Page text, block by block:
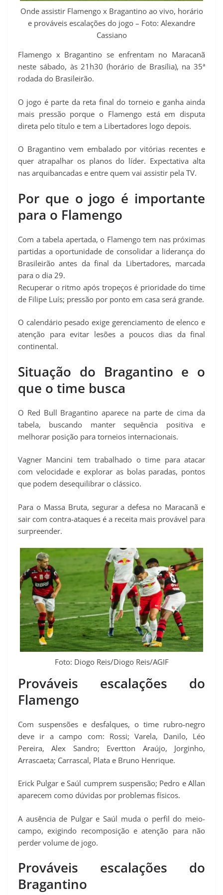
t
Onde assistir Flamengo x Bragantino ao vivo, horário
e prováveis escalações do jogo – Foto: Alexandre
Cassiano
Flamengo x Bragantino se enfrentam no Maracanã
neste sábado, às 21h30 (horário de Brasília), na 35ª
rodada do Brasileirão.
O jogo é parte da reta final do torneio e ganha ainda
mais pressão porque o Flamengo está em disputa
direta pelo título e tem a Libertadores logo depois.
O Bragantino vem embalado por vitórias recentes e
quer atrapalhar os planos do líder. Expectativa alta
nas arquibancadas e entre quem vai assistir pela TV.
Por que o jogo é importante
para o Flamengo
Com a tabela apertada, o Flamengo tem nas próximas
partidas a oportunidade de consolidar a liderança do
Brasileirão antes da final da Libertadores, marcada
para o dia 29.
Recuperar o ritmo após tropeços é prioridade do time
de Filipe Luís; pressão por ponto em casa será grande.
O calendário pesado exige gerenciamento de elenco e
atenção para evitar lesões a poucos dias da final
continental.
Situação do Bragantino e o
que o time busca
O Red Bull Bragantino aparece na parte de cima da
tabela, buscando manter sequência positiva e
melhorar posição para torneios internacionais.
Vagner Mancini tem trabalhado o time para atacar
com velocidade e explorar as bolas paradas, pontos
que podem desequilibrar o clássico.
Para o Massa Bruta, segurar a defesa no Maracanã e
sair com contra-ataques é a receita mais provável para
surpreender.
Foto: Diogo Reis/Diogo Reis/AGIF
Prováveis escalações do
Flamengo
Com suspensões e desfalques, o time rubro-negro
deve ir a campo com: Rossi; Varela, Danilo, Léo
Pereira, Alex Sandro; Evertton Araújo, Jorginho,
Arrascaeta; Carrascal, Plata e Bruno Henrique.
Erick Pulgar e Saúl cumprem suspensão; Pedro e Allan
aparecem como dúvidas por problemas físicos.
A ausência de Pulgar e Saúl muda o perfil do meio-
campo, exigindo recomposição e atenção para não
perder volume de jogo.
Prováveis escalações do
Bragantino